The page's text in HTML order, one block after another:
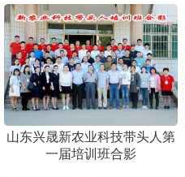
山东兴晟新农业科技带头人第
一届培训班合影